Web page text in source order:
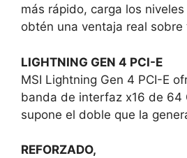
más rápido, carga los
obtén una ventaja real sobre
LIGHTNING GEN 4 PCI-E
MSI Lightning Gen 4 PCI-E
banda de interfaz x16 de 64
supone el doble que la
REFORZADO,